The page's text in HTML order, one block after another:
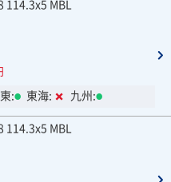
114.3x5 MBL
: 東海: 九州:
114.3x5 MBL